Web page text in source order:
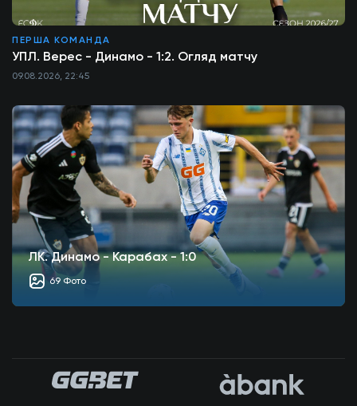
ПЕРША КОМАНДА
УПЛ. Верес - Динамо - 1:2. Огляд матчу
09.08.2026, 22:45
ЛК. Динамо - Карабах - 1:0
69 Фото